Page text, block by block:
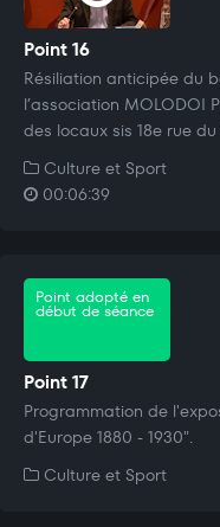
Point 16
Résiliation anticipée du
l’association MOLODOI
des locaux sis 18e rue
Culture et Sport
00:06:39
Point adopté en
début de séance
Point 17
Programmation de
d'Europe 1880 - 1930".
Culture et Sport